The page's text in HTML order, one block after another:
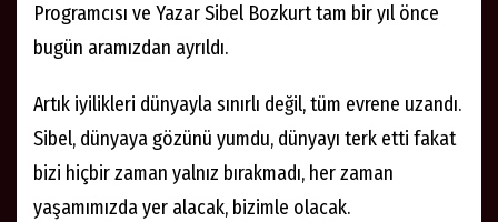
Programcısı ve Yazar Sibel Bozkurt tam bir yıl önce
bugün aramızdan ayrıldı.
Artık iyilikleri dünyayla sınırlı değil, tüm evrene uzandı.
Sibel, dünyaya gözünü yumdu, dünyayı terk etti fakat
bizi hiçbir zaman yalnız bırakmadı, her zaman
yaşamımızda yer alacak, bizimle olacak.